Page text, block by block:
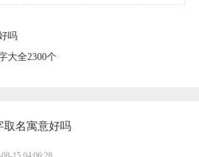
吗
大全2300个
取名寓意好吗